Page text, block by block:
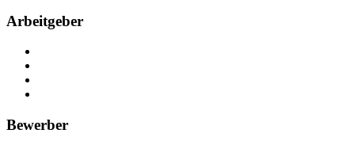
Arbeitgeber
Bewerber